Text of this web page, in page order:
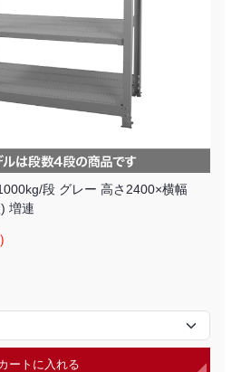
段 グレー 高さ2400×横幅
増連
ートに入れる